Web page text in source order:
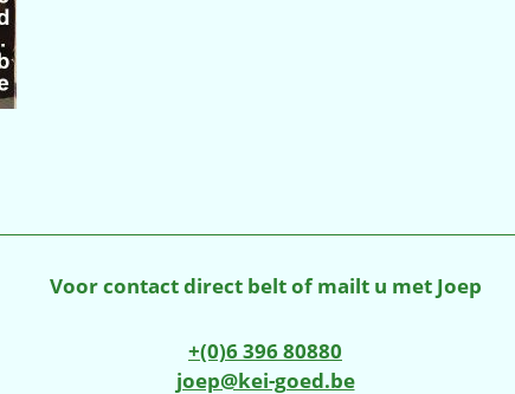
Voor contact direct belt of mailt u met Joep
+(0)6 396 80880
joep@kei-goed.be